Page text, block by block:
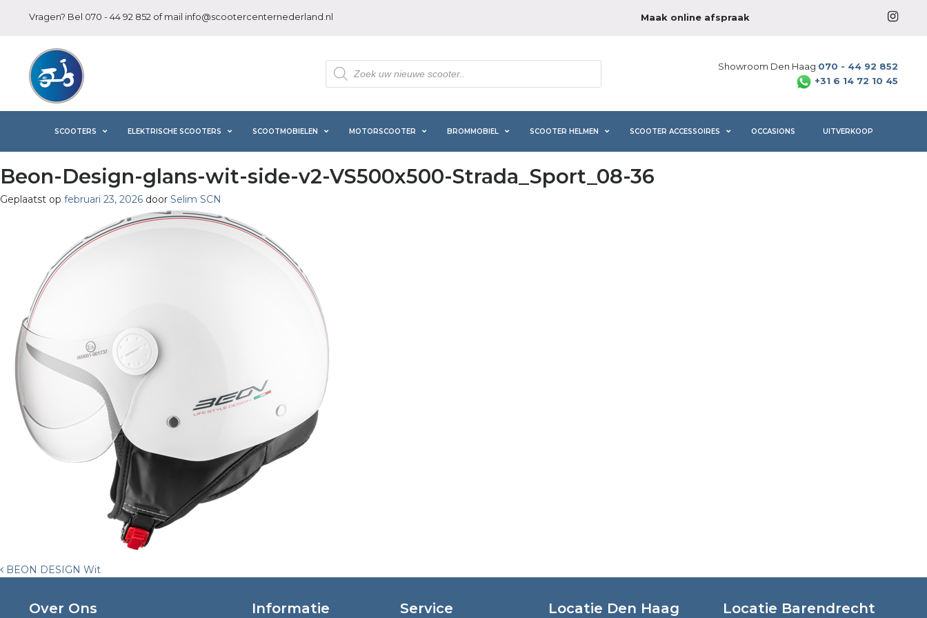
Vragen? Bel 070 - 44 92 852 of mail info@scootercenternederland.nl Maak online afspraak
Producten
zoeken
Showroom Den Haag 070 - 44 92 852
+31 6 14 72 10 45
SCOOTERS ELEKTRISCHE SCOOTERS SCOOTMOBIELEN MOTORSCOOTER BROMMOBIEL SCOOTER HELMEN SCOOTER ACCESSOIRES OCCASIONS UITVERKOOP
Beon-Design-glans-wit-side-v2-VS500x500-Strada_Sport_08-36
Geplaatst op februari 23, 2026 door Selim SCN
Post
navigation
BEON DESIGN Wit
Over Ons Informatie Service Locatie Den Haag Locatie Barendrecht